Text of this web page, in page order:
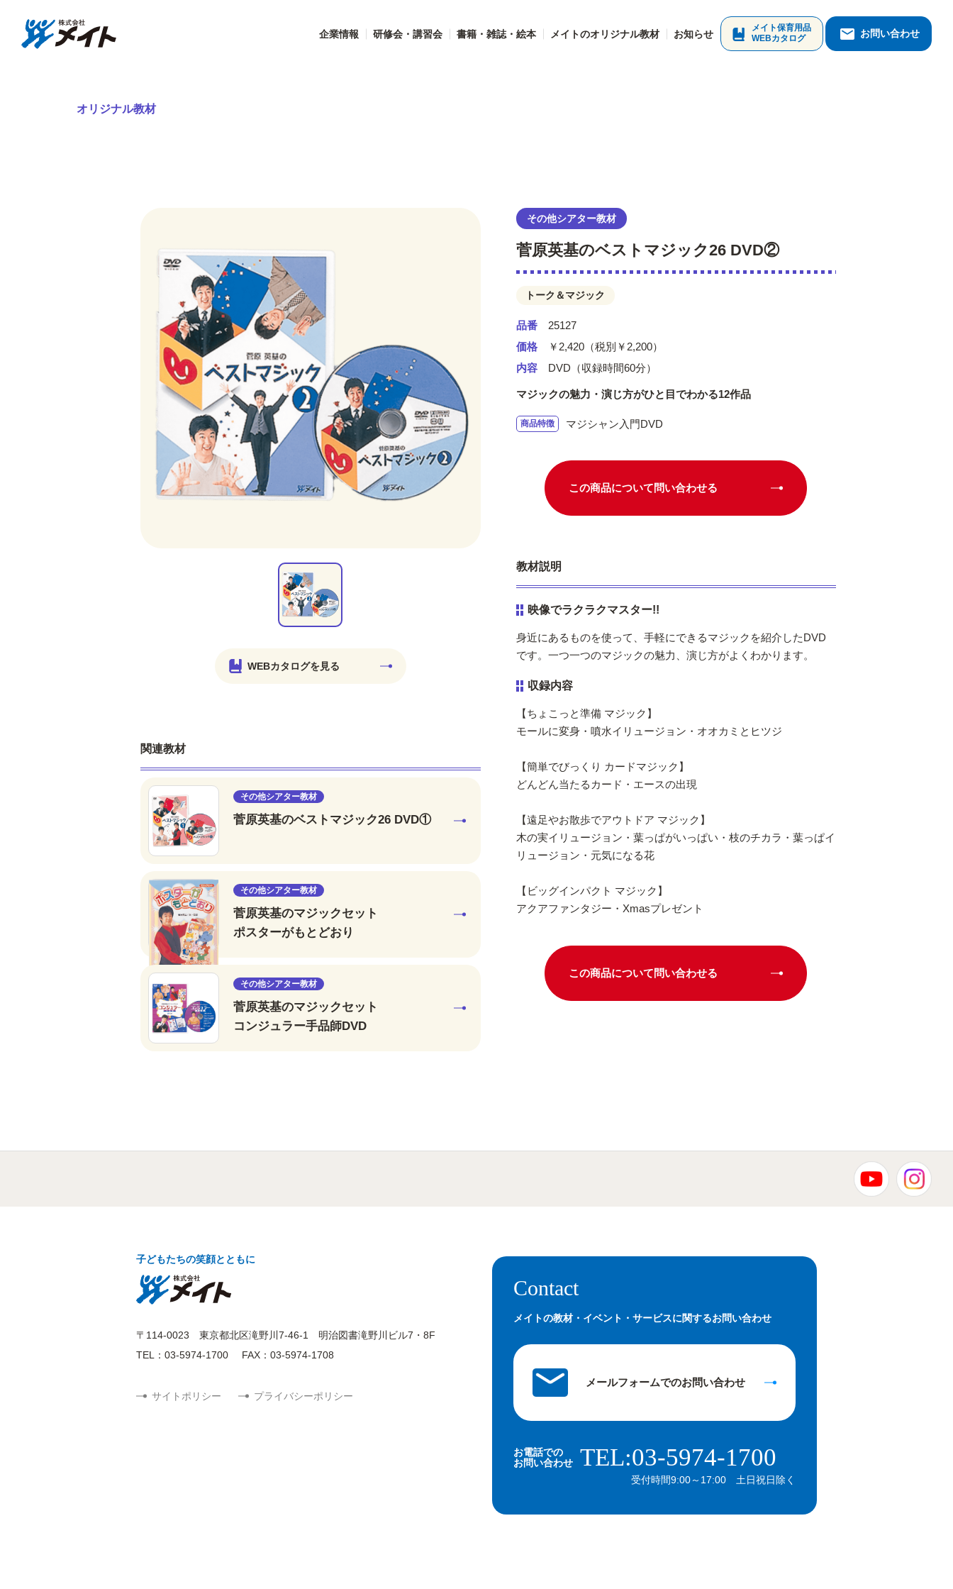
企業情報 研修会・講習会 書籍・雑誌・絵本 メイトのオリジナル教材 お知らせ
メイト保育用品
WEBカタログ
お問い合わせ
オリジナル教材
WEBカタログを見る
関連教材
その他シアター教材
菅原英基のベストマジック26 DVD①
その他シアター教材
菅原英基のマジックセット
ポスターがもとどおり
その他シアター教材
菅原英基のマジックセット
コンジュラー手品師DVD
その他シアター教材
菅原英基のベストマジック26 DVD②
トーク＆マジック
品番
25127
価格
￥2,420（税別￥2,200）
内容
DVD（収録時間60分）
マジックの魅力・演じ方がひと目でわかる12作品
商品特徴 マジシャン入門DVD
この商品について問い合わせる
教材説明
映像でラクラクマスター!!
身近にあるものを使って、手軽にできるマジックを紹介したDVD
です。一つ一つのマジックの魅力、演じ方がよくわかります。
収録内容
【ちょこっと準備 マジック】
モールに変身・噴水イリュージョン・オオカミとヒツジ
【簡単でびっくり カードマジック】
どんどん当たるカード・エースの出現
【遠足やお散歩でアウトドア マジック】
木の実イリュージョン・葉っぱがいっぱい・枝のチカラ・葉っぱイ
リュージョン・元気になる花
【ビッグインパクト マジック】
アクアファンタジー・Xmasプレゼント
この商品について問い合わせる
子どもたちの笑顔とともに
〒114-0023 東京都北区滝野川7-46-1 明治図書滝野川ビル7・8F
TEL：03-5974-1700
FAX：03-5974-1708
サイトポリシー プライバシーポリシー
Contact
メイトの教材・イベント・サービスに関するお問い合わせ
メールフォームでのお問い合わせ
お電話での
お問い合わせ
TEL:03-5974-1700
受付時間9:00～17:00 土日祝日除く